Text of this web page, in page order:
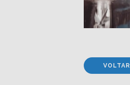
VOLTAR